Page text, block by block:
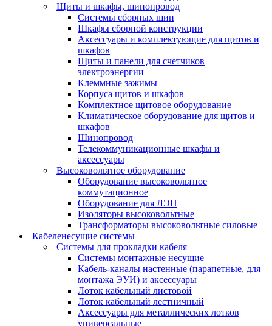
Щиты и шкафы, шинопровод
Системы сборных шин
Шкафы сборной конструкции
Аксессуары и комплектующие для щитов и
шкафов
Щиты и панели для счетчиков
электроэнергии
Клеммные зажимы
Корпуса щитов и шкафов
Комплектное щитовое оборудование
Климатическое оборудование для щитов и
шкафов
Шинопровод
Телекоммуникационные шкафы и
аксессуары
Высоковольтное оборудование
Оборудование высоковольтное
коммутационное
Оборудование для ЛЭП
Изоляторы высоковольтные
Трансформаторы высоковольтные силовые
Кабеленесущие системы
Системы для прокладки кабеля
Системы монтажные несущие
Кабель-каналы настенные (парапетные, для
монтажа ЭУИ) и аксессуары
Лоток кабельный листовой
Лоток кабельный лестничный
Аксессуары для металлических лотков
универсальные